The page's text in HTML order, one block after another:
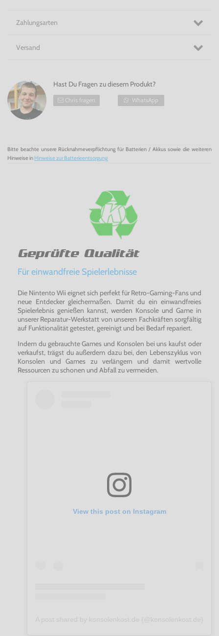
familienfreundliche Minispiele oder klassische Workouts.
Trackings
sofort Rückmeldung zu ihren Bewegungen und
Zahlungsarten
Versand
Hast Du Fragen zu diesem Produkt?
Chris fragen WhatsApp
Bitte beachte unsere Rücknahmeverpflichtung für Batterien / Akkus sowie die weiteren
Hinweise in Hinweise zur Batterieentsorgung
Geprüfte Qualität
Für einwandfreie Spielerlebnisse
Die Nintento Wii eignet sich perfekt für Retro-Gaming-Fans und
neue Entdecker gleichermaßen. Damit du ein einwandfreies
Spielerlebnis genießen kannst, werden Konsole und Game in
unserer Reparatur-Werkstatt von unseren Fachkräften sorgfältig
auf Funktionalität getestet, gereinigt und bei Bedarf repariert.
Indem du gebrauchte Games und Konsolen bei uns kaufst oder
verkaufst, trägst du außerdem dazu bei, den Lebenszyklus von
Konsolen und Games zu verlängern und damit wertvolle
Ressourcen zu schonen und Abfall zu vermeiden.
View this post on Instagram